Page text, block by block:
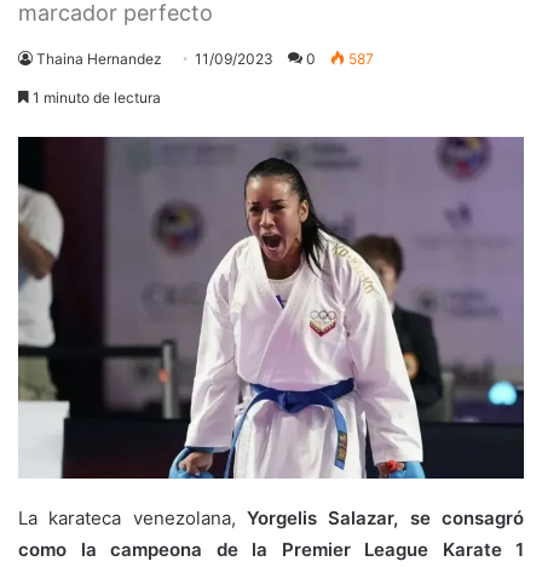
marcador perfecto
Thaina Hernandez 11/09/2023 0 587
1 minuto de lectura
La karateca venezolana, Yorgelis Salazar, se consagró
como la campeona de la Premier League Karate 1